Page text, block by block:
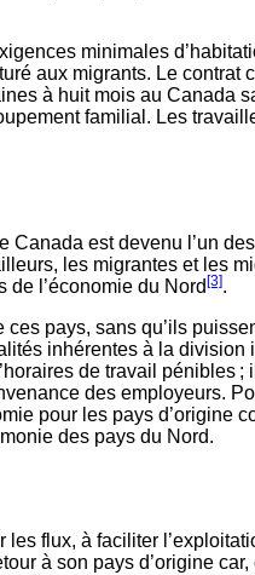
minimales
aux migrants. Le contrat
à huit mois au Canada
familial. Les
est devenu l’un
les migrantes et les
l’économie du Nord[3].
pays, sans qu’ils
inhérentes à la division
de travail pénibles
des employeurs.
pour les pays d’origine
des pays du Nord.
les flux, à faciliter
à son pays d’origine